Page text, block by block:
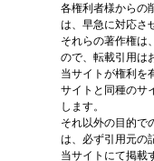
各権利者様からの
は、早急に対応さ
それらの著作権は
ので、転載引用は
当サイトが権利を
サイトと同種のサ
します。
それ以外の目的で
は、必ず引用元の
当サイトにて掲載